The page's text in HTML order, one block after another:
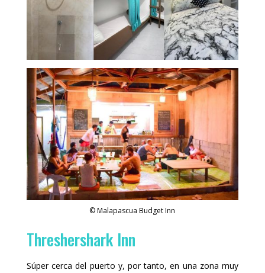
© Malapascua Budget Inn
Threshershark Inn
Súper cerca del puerto y, por tanto, en una zona muy